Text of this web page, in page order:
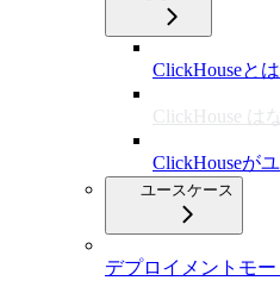
ClickHouseとは
ClickHouse は
ClickHouseが
ユースケース
デプロイメントモー